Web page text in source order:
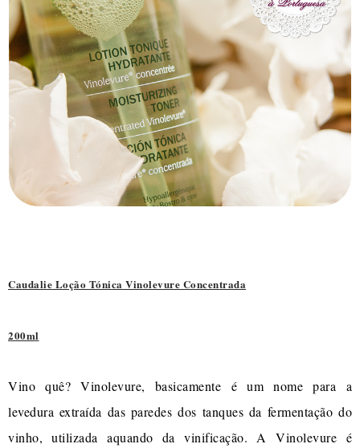
Caudalie Loção Tónica Vinolevure Concentrada
200ml
Vino quê? Vinolevure, basicamente é um nome para a
levedura extraída das paredes dos tanques da fermentação do
vinho, utilizada aquando da vinificação. A Vinolevure é